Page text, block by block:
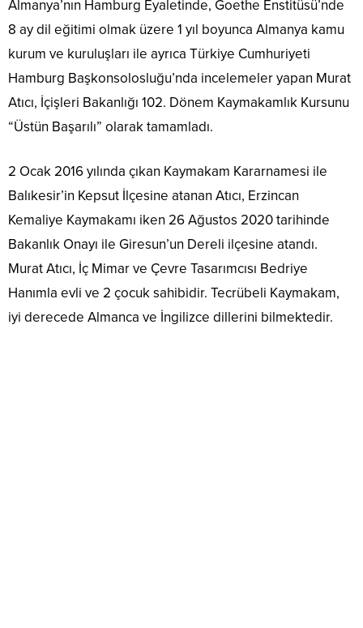
Almanya’nın Hamburg Eyaletinde, Goethe Enstitüsü’nde
8 ay dil eğitimi olmak üzere 1 yıl boyunca Almanya kamu
kurum ve kuruluşları ile ayrıca Türkiye Cumhuriyeti
Hamburg Başkonsolosluğu’nda incelemeler yapan Murat
Atıcı, İçişleri Bakanlığı 102. Dönem Kaymakamlık Kursunu
“Üstün Başarılı” olarak tamamladı.
2 Ocak 2016 yılında çıkan Kaymakam Kararnamesi ile
Balıkesir’in Kepsut İlçesine atanan Atıcı, Erzincan
Kemaliye Kaymakamı iken 26 Ağustos 2020 tarihinde
Bakanlık Onayı ile Giresun’un Dereli ilçesine atandı.
Murat Atıcı, İç Mimar ve Çevre Tasarımcısı Bedriye
Hanımla evli ve 2 çocuk sahibidir. Tecrübeli Kaymakam,
iyi derecede Almanca ve İngilizce dillerini bilmektedir.